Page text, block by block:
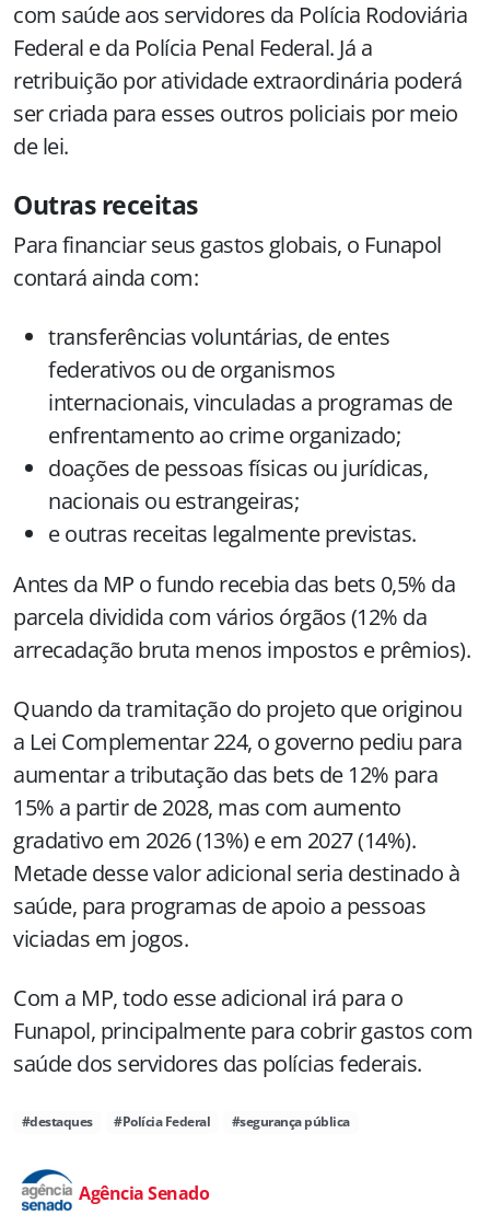
com saúde aos servidores da Polícia Rodoviária
Federal e da Polícia Penal Federal. Já a
retribuição por atividade extraordinária poderá
ser criada para esses outros policiais por meio
de lei.
Outras receitas
Para financiar seus gastos globais, o Funapol
contará ainda com:
transferências voluntárias, de entes
federativos ou de organismos
internacionais, vinculadas a programas de
enfrentamento ao crime organizado;
doações de pessoas físicas ou jurídicas,
nacionais ou estrangeiras;
e outras receitas legalmente previstas.
Antes da MP o fundo recebia das bets 0,5% da
parcela dividida com vários órgãos (12% da
arrecadação bruta menos impostos e prêmios).
Quando da tramitação do projeto que originou
a Lei Complementar 224, o governo pediu para
aumentar a tributação das bets de 12% para
15% a partir de 2028, mas com aumento
gradativo em 2026 (13%) e em 2027 (14%).
Metade desse valor adicional seria destinado à
saúde, para programas de apoio a pessoas
viciadas em jogos.
Com a MP, todo esse adicional irá para o
Funapol, principalmente para cobrir gastos com
saúde dos servidores das polícias federais.
#destaques #Polícia Federal #segurança pública
Agência Senado